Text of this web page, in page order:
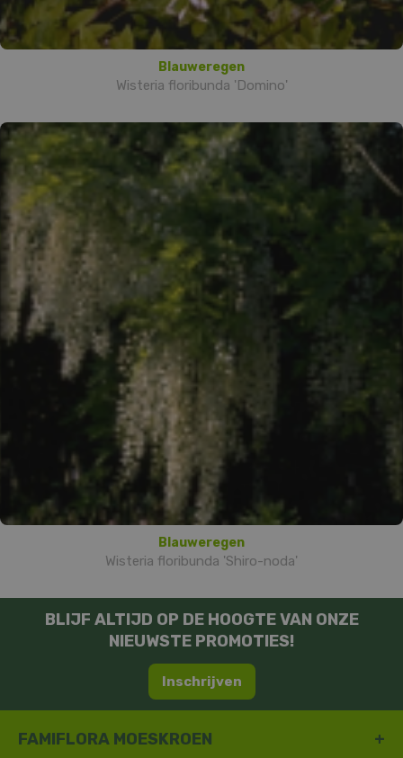
Blauweregen
Wisteria floribunda 'Domino'
Blauweregen
Wisteria floribunda 'Shiro-noda'
BLIJF ALTIJD OP DE HOOGTE VAN ONZE
NIEUWSTE PROMOTIES!
Inschrijven
FAMIFLORA MOESKROEN